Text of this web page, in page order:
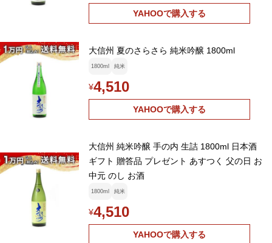
YAHOOで購入する
大信州 夏のさらさら 純米吟醸 1800ml
1800ml 純米
¥4,510
YAHOOで購入する
大信州 純米吟醸 手の内 生詰 1800ml 日本酒
ギフト 贈答品 プレゼント あすつく 父の日 お
中元 のし お酒
1800ml 純米
¥4,510
YAHOOで購入する